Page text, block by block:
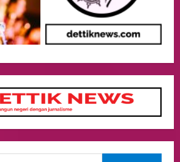
Politik
Presiden Prabowo dan PM Thailand
Sepakat Perkuat Stabilitas ketahan
Kedua Negara.
Culture
Pengadilan Agama Jakarta Pusat
Selesaikan 25 Perkara Isbat Nikah bagi
WNI di Johor Bahru